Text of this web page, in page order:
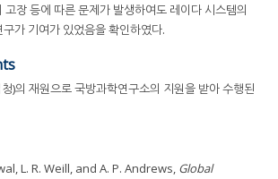
고장 등에 따른 문제가 발생하여도 레이다 시스템의
가 기여가 있었음을 확인하였다.
)의 재원으로 국방과학연구소의 지원을 받아 수행된
L. R. Weill, and A. P. Andrews, Global